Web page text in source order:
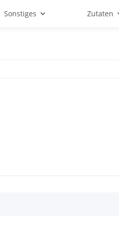
Sonstiges Zutaten